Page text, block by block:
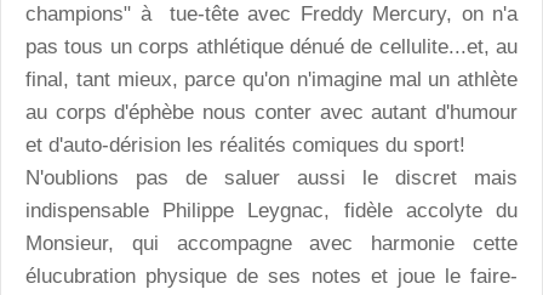
champions" à tue-tête avec Freddy Mercury, on n'a
pas tous un corps athlétique dénué de cellulite...et, au
final, tant mieux, parce qu'on n'imagine mal un athlète
au corps d'éphèbe nous conter avec autant d'humour
et d'auto-dérision les réalités comiques du sport!
N'oublions pas de saluer aussi le discret mais
indispensable Philippe Leygnac, fidèle accolyte du
Monsieur, qui accompagne avec harmonie cette
élucubration physique de ses notes et joue le faire-